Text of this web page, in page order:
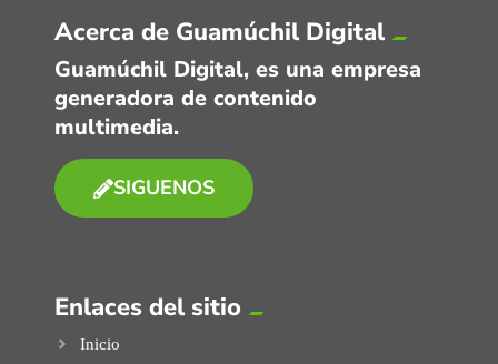
Acerca de Guamúchil Digital
Guamúchil Digital, es una empresa
generadora de contenido
multimedia.
SIGUENOS
Enlaces del sitio
Inicio